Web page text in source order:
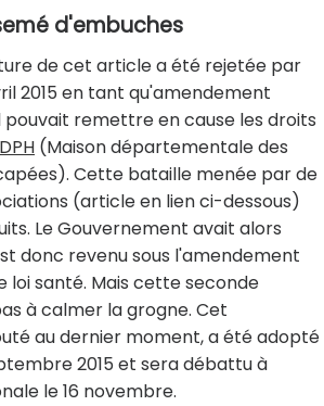
d'embuches
de cet article a été rejetée par
2015 en tant qu'amendement
pouvait remettre en cause les droits
(Maison départementale des
Cette bataille menée par de
(article en lien ci-dessous)
Le Gouvernement avait alors
donc revenu sous l'amendement
loi santé. Mais cette seconde
à calmer la grogne. Cet
au dernier moment, a été adopté
2015 et sera débattu à
le 16 novembre.